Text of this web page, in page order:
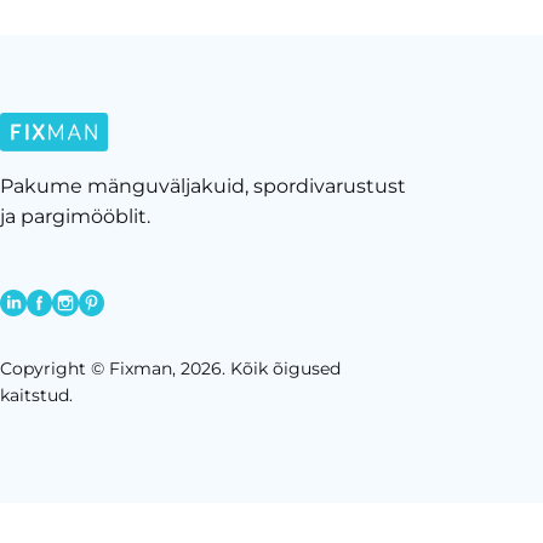
Pakume mänguväljakuid, spordivarustust
ja pargimööblit.
Copyright © Fixman, 2026. Kõik õigused
kaitstud.